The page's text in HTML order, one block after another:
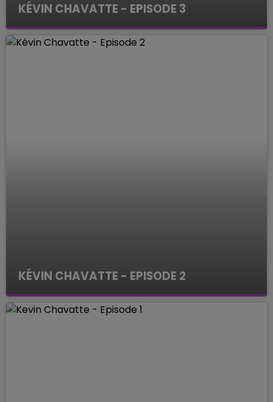
KÉVIN CHAVATTE - EPISODE 3
ENQUETES
KÉVIN CHAVATTE - EPISODE 2
ENQUETES